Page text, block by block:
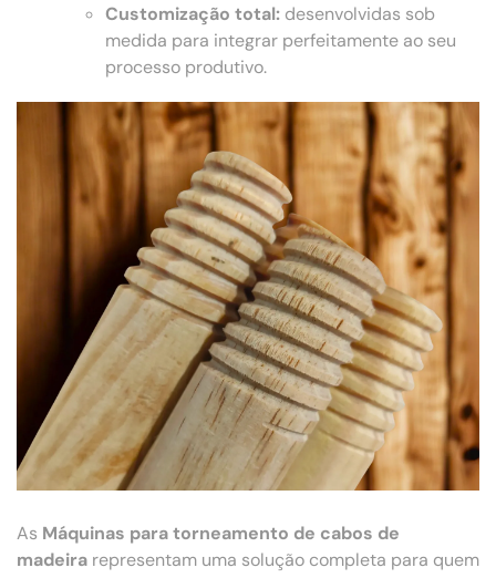
Customização total: desenvolvidas sob
medida para integrar perfeitamente ao seu
processo produtivo.
As Máquinas para torneamento de cabos de
madeira representam uma solução completa para quem